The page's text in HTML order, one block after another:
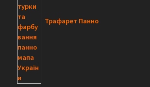
Трафарет Панно